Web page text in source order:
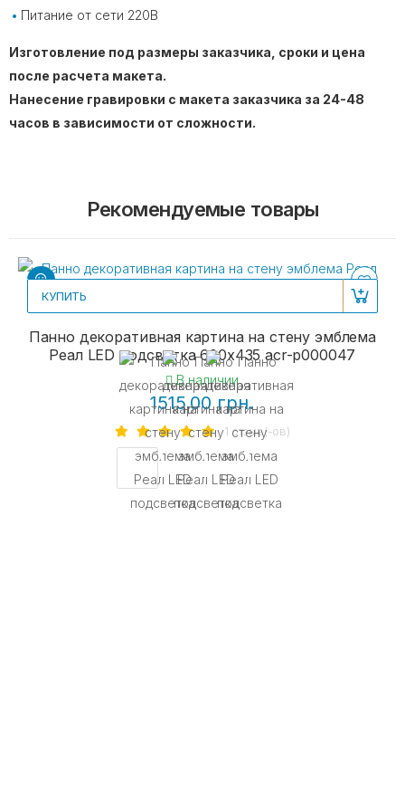
Питание от сети 220В
Изготовление под размеры заказчика, сроки и цена
после расчета макета.
Нанесение гравировки с макета заказчика за 24-48
часов в зависимости от сложности.
Рекомендуемые товары
КУПИТЬ
Панно декоративная картина на стену эмблема
Реал LED подсветка 600х435 acr-p000047
В наличии
1515.00 грн.
1 отзыв(-ов)